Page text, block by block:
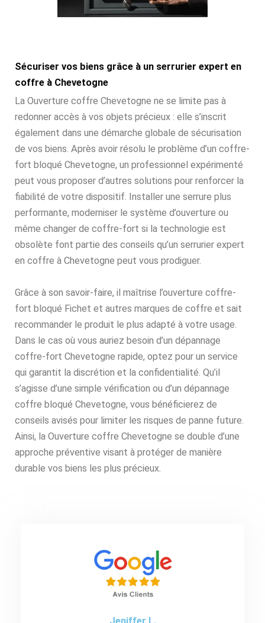
Sécuriser vos biens grâce à un serrurier expert en
coffre à Chevetogne
La Ouverture coffre Chevetogne ne se limite pas à
redonner accès à vos objets précieux : elle s’inscrit
également dans une démarche globale de sécurisation
de vos biens. Après avoir résolu le problème d’un coffre-
fort bloqué Chevetogne, un professionnel expérimenté
peut vous proposer d’autres solutions pour renforcer la
fiabilité de votre dispositif. Installer une serrure plus
performante, moderniser le système d’ouverture ou
même changer de coffre-fort si la technologie est
obsolète font partie des conseils qu’un serrurier expert
en coffre à Chevetogne peut vous prodiguer.
Grâce à son savoir-faire, il maîtrise l’ouverture coffre-
fort bloqué Fichet et autres marques de coffre et sait
recommander le produit le plus adapté à votre usage.
Dans le cas où vous auriez besoin d’un dépannage
coffre-fort Chevetogne rapide, optez pour un service
qui garantit la discrétion et la confidentialité. Qu’il
s’agisse d’une simple vérification ou d’un dépannage
coffre bloqué Chevetogne, vous bénéficierez de
conseils avisés pour limiter les risques de panne future.
Ainsi, la Ouverture coffre Chevetogne se double d’une
approche préventive visant à protéger de manière
durable vos biens les plus précieux.
Jeniffer L.